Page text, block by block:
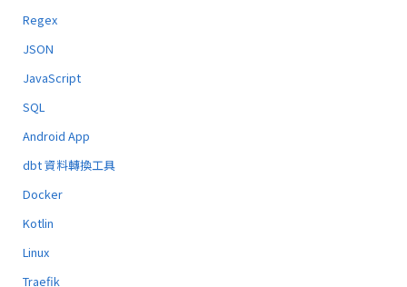
Regex
JSON
JavaScript
SQL
Android App
dbt 資料轉換工具
Docker
Kotlin
Linux
Traefik